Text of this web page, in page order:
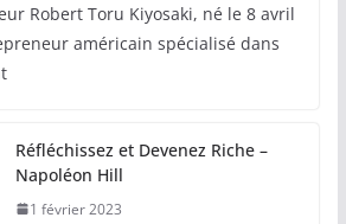
Robert Toru Kiyosaki, né le 8 avril
américain spécialisé dans
Réfléchissez et Devenez Riche –
Napoléon Hill
1 février 2023